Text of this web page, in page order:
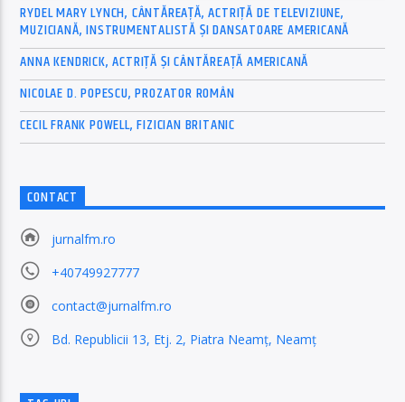
RYDEL MARY LYNCH, CÂNTĂREAȚĂ, ACTRIȚĂ DE TELEVIZIUNE,
MUZICIANĂ, INSTRUMENTALISTĂ ȘI DANSATOARE AMERICANĂ
ANNA KENDRICK, ACTRIȚĂ ȘI CÂNTĂREAȚĂ AMERICANĂ
NICOLAE D. POPESCU, PROZATOR ROMÂN
CECIL FRANK POWELL, FIZICIAN BRITANIC
CONTACT
jurnalfm.ro
+40749927777
contact@jurnalfm.ro
Bd. Republicii 13, Etj. 2, Piatra Neamț, Neamț